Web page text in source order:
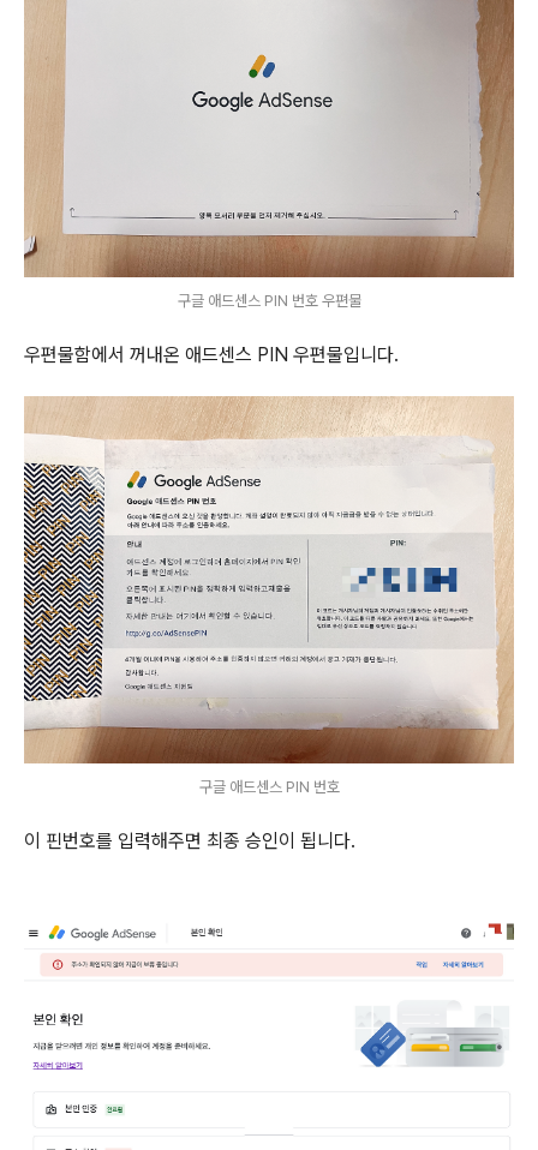
구글 애드센스 PIN 번호 우편물
우편물함에서 꺼내온 애드센스 PIN 우편물입니다.
구글 애드센스 PIN 번호
이 핀번호를 입력해주면 최종 승인이 됩니다.